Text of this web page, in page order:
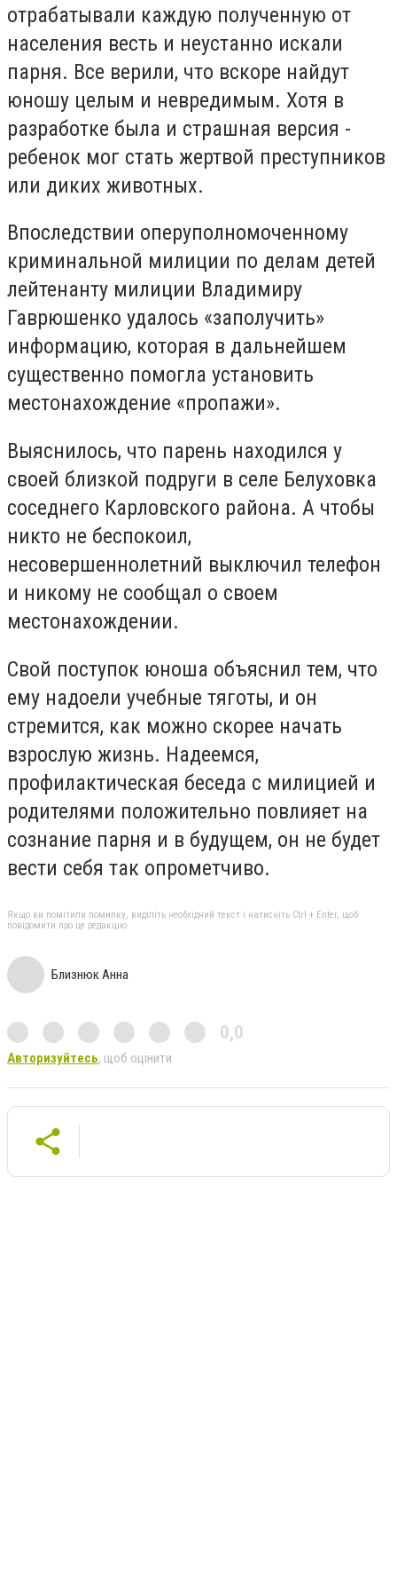
отрабатывали каждую полученную от
населения весть и неустанно искали
парня. Все верили, что вскоре найдут
юношу целым и невредимым. Хотя в
разработке была и страшная версия -
ребенок мог стать жертвой преступников
или диких животных.
Впоследствии оперуполномоченному
криминальной милиции по делам детей
лейтенанту милиции Владимиру
Гаврюшенко удалось «заполучить»
информацию, которая в дальнейшем
существенно помогла установить
местонахождение «пропажи».
Выяснилось, что парень находился у
своей близкой подруги в селе Белуховка
соседнего Карловского района. А чтобы
никто не беспокоил,
несовершеннолетний выключил телефон
и никому не сообщал о своем
местонахождении.
Свой поступок юноша объяснил тем, что
ему надоели учебные тяготы, и он
стремится, как можно скорее начать
взрослую жизнь. Надеемся,
профилактическая беседа с милицией и
родителями положительно повлияет на
сознание парня и в будущем, он не будет
вести себя так опрометчиво.
Якщо ви помітили помилку, виділіть необхідний текст і натисніть Ctrl + Enter, щоб
повідомити про це редакцію
Близнюк Анна
0,0
Авторизуйтесь, щоб оцінити